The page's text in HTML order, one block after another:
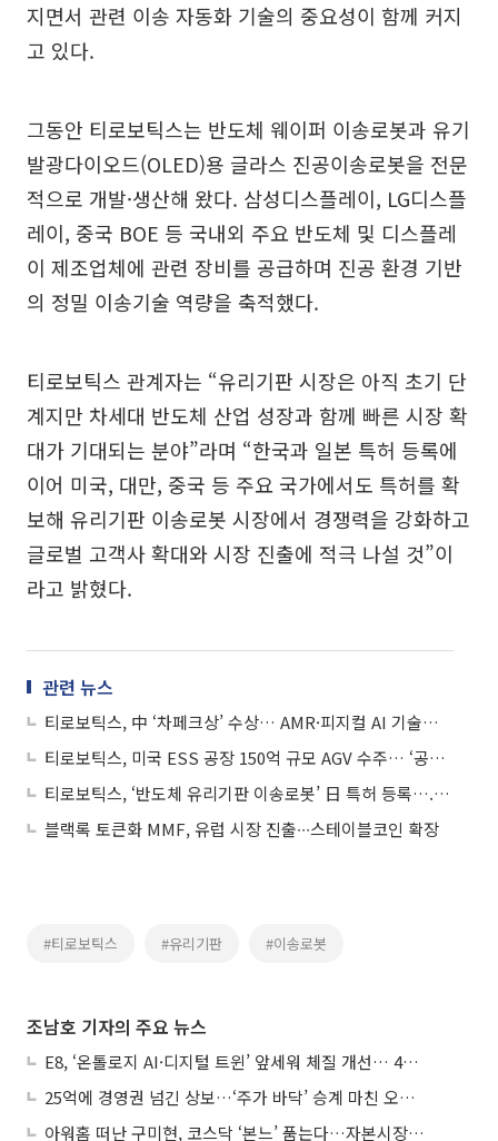
지면서 관련 이송 자동화 기술의 중요성이 함께 커지
고 있다.
그동안 티로보틱스는 반도체 웨이퍼 이송로봇과 유기
발광다이오드(OLED)용 글라스 진공이송로봇을 전문
적으로 개발·생산해 왔다. 삼성디스플레이, LG디스플
레이, 중국 BOE 등 국내외 주요 반도체 및 디스플레
이 제조업체에 관련 장비를 공급하며 진공 환경 기반
의 정밀 이송기술 역량을 축적했다.
티로보틱스 관계자는 “유리기판 시장은 아직 초기 단
계지만 차세대 반도체 산업 성장과 함께 빠른 시장 확
대가 기대되는 분야”라며 “한국과 일본 특허 등록에
이어 미국, 대만, 중국 등 주요 국가에서도 특허를 확
보해 유리기판 이송로봇 시장에서 경쟁력을 강화하고
글로벌 고객사 확대와 시장 진출에 적극 나설 것”이
라고 밝혔다.
관련 뉴스
티로보틱스, 中 ‘차페크상’ 수상… AMR·피지컬 AI 기술력 입증
티로보틱스, 미국 ESS 공장 150억 규모 AGV 수주… ‘공급망 재편’ 뚫고 기술력 입증
티로보틱스, ‘반도체 유리기판 이송로봇’ 日 특허 등록….HBMㆍ첨단 패키징 시장 공략
블랙록 토큰화 MMF, 유럽 시장 진출∙∙∙스테이블코인 확장
#티로보틱스 #유리기판 #이송로봇
조남호 기자의 주요 뉴스
E8, ‘온톨로지 AI·디지털 트윈’ 앞세워 체질 개선… 4분기 흑자전환 총력
25억에 경영권 넘긴 상보…‘주가 바닥’ 승계 마친 오너 2세, 주가 부양 나설까
아워홈 떠난 구미현, 코스닥 ‘본느’ 품는다…자본시장 전면 등판